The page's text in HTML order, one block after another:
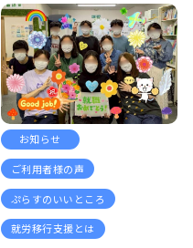
お知らせ
ご利用者様の声
ぷらすのいいところ
就労移行支援とは